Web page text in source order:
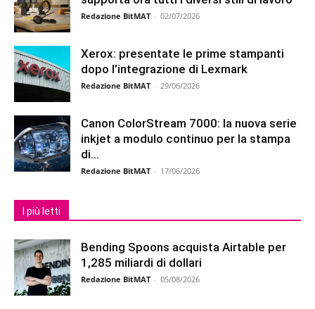
Redazione BitMAT - 02/07/2026
Xerox: presentate le prime stampanti
dopo l’integrazione di Lexmark
Redazione BitMAT - 29/06/2026
Canon ColorStream 7000: la nuova serie
inkjet a modulo continuo per la stampa
di...
Redazione BitMAT - 17/06/2026
I più letti
Bending Spoons acquista Airtable per
1,285 miliardi di dollari
Redazione BitMAT - 05/08/2026